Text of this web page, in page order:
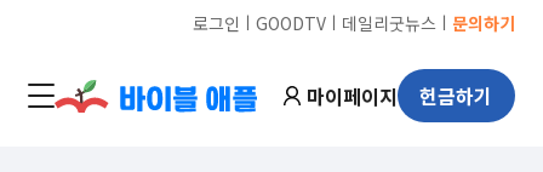
로그인 ㅣ GOODTVㅣ 데일리굿뉴스 ㅣ 문의하기
마이페이지 헌금하기